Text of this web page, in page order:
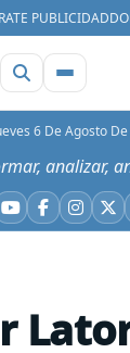
PUBLICIDAD
6 De Agosto
analizar,
YouTube
Facebook
X